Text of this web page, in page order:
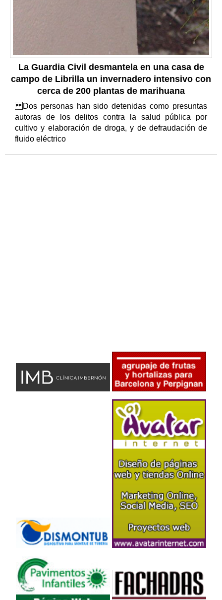
La Guardia Civil desmantela en una casa de
campo de Librilla un invernadero intensivo con
cerca de 200 plantas de marihuana
Dos personas han sido detenidas como presuntas
autoras de los delitos contra la salud pública por
cultivo y elaboración de droga, y de defraudación de
fluido eléctrico